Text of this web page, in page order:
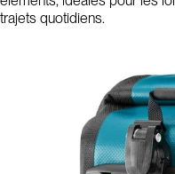
trajets quotidiens.